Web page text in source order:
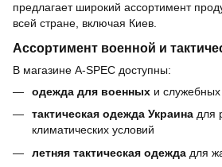
предлагает широкий ассортимент
всей стране, включая Киев.
Ассортимент военной и
В магазине A-SPEC доступны:
одежда для военных и служебных
тактическая одежда Украина для
климатических условий
летняя тактическая одежда для